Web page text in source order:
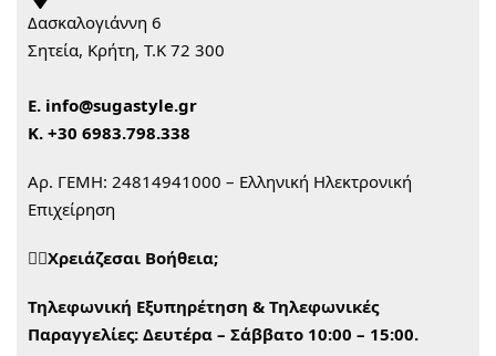
Δασκαλογιάννη 6
Σητεία, Κρήτη, Τ.Κ 72 300
Ε. info@sugastyle.gr
Κ. +30 6983.798.338
Αρ. ΓΕΜΗ: 24814941000 – Ελληνική Ηλεκτρονική
Επιχείρηση
🙋‍♀️Χρειάζεσαι Βοήθεια;
Τηλεφωνική Εξυπηρέτηση & Τηλεφωνικές
Παραγγελίες: Δευτέρα – Σάββατο 10:00 – 15:00.